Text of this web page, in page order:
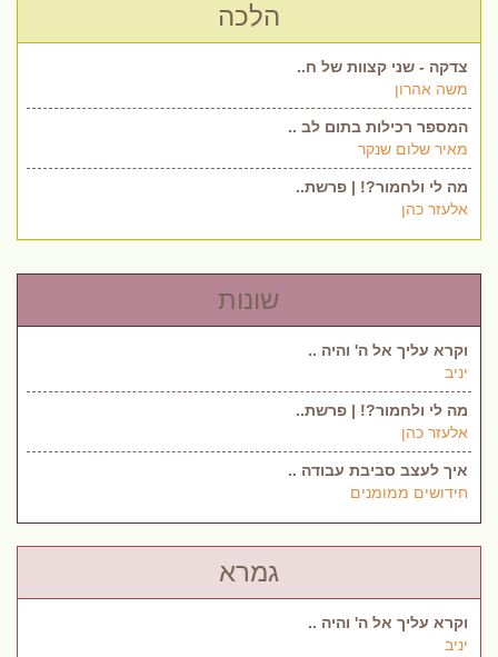
הלכה
צדקה - שני קצוות של ח..
משה אהרון
המספר רכילות בתום לב ..
מאיר שלום שנקר
מה לי ולחמור?! | פרשת..
אלעזר כהן
שונות
וקרא עליך אל ה' והיה ..
יניב
מה לי ולחמור?! | פרשת..
אלעזר כהן
איך לעצב סביבת עבודה ..
חידושים ממומנים
גמרא
וקרא עליך אל ה' והיה ..
יניב